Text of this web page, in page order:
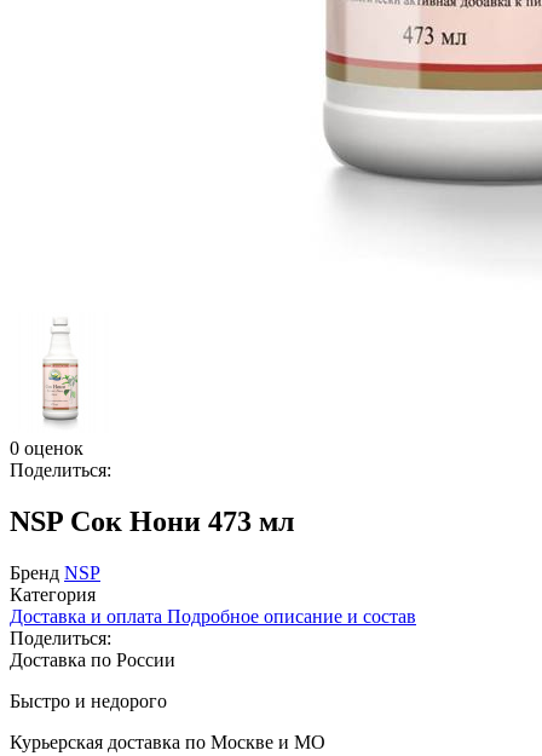
0 оценок
Поделиться:
NSP Сок Нони 473 мл
Бренд NSP
Категория
Доставка и оплата Подробное описание и состав
Поделиться:
Доставка по России
Быстро и недорого
Курьерская доставка по Москве и МО